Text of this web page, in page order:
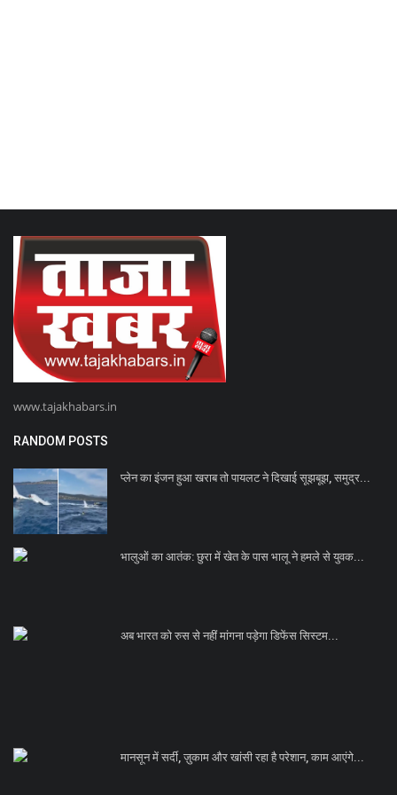
www.tajakhabars.in
RANDOM POSTS
प्लेन का इंजन हुआ खराब तो पायलट ने दिखाई सूझबूझ, समुद्र...
भालुओं का आतंक: छुरा में खेत के पास भालू ने हमले से युवक...
अब भारत को रुस से नहीं मांगना पड़ेगा डिफेंस सिस्टम...
मानसून में सर्दी, ज़ुकाम और खांसी रहा है परेशान, काम आएंगे...